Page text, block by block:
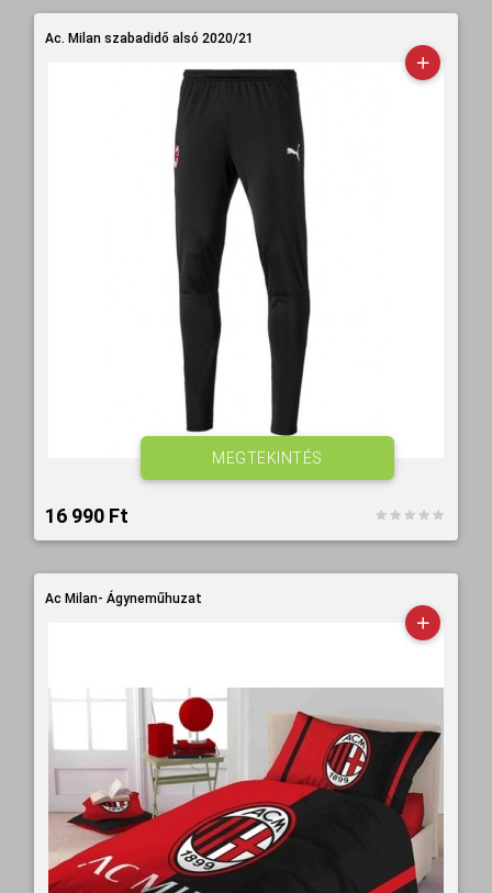
Ac. Milan szabadidő alsó 2020/21
16 990 Ft‎
MEGTEKINTÉS
Ac Milan- Ágyneműhuzat